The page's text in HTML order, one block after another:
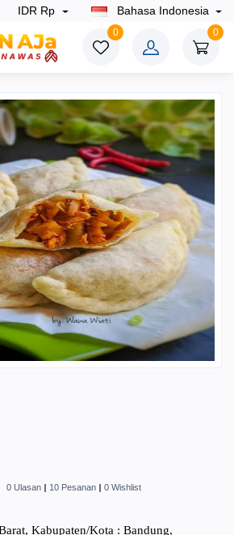
IDR Rp Bahasa Indonesia
0 0
0 Ulasan 10 Pesanan 0 Wishlist
Kabupaten/Kota : Bandung,